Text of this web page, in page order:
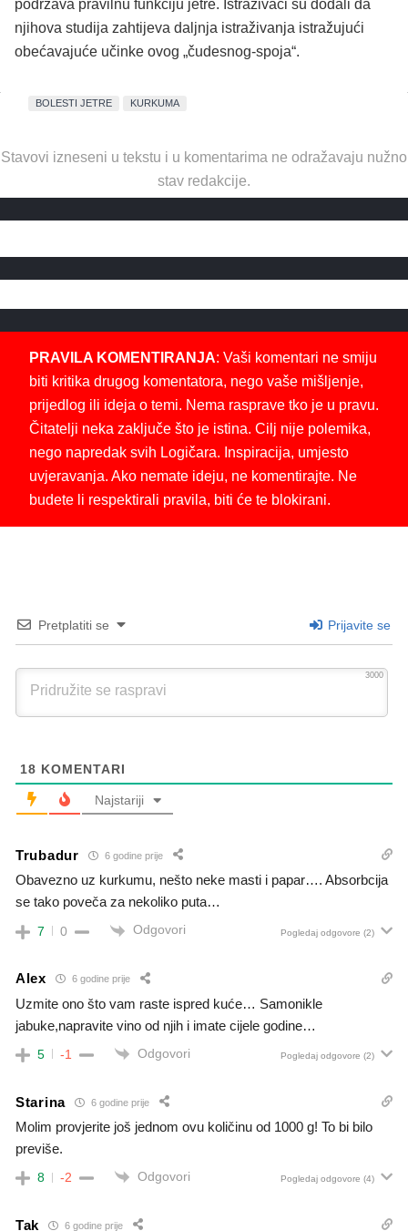
podržava pravilnu funkciju jetre. Istraživači su dodali da
njihova studija zahtijeva daljnja istraživanja istražujući
obećavajuće učinke ovog „čudesnog-spoja“.
BOLESTI JETRE KURKUMA
Stavovi izneseni u tekstu i u komentarima ne odražavaju nužno
stav redakcije.
PRAVILA KOMENTIRANJA: Vaši komentari ne smiju
biti kritika drugog komentatora, nego vaše mišljenje,
prijedlog ili ideja o temi. Nema rasprave tko je u pravu.
Čitatelji neka zaključe što je istina. Cilj nije polemika,
nego napredak svih Logičara. Inspiracija, umjesto
uvjeravanja. Ako nemate ideju, ne komentirajte. Ne
budete li respektirali pravila, biti će te blokirani.
Pretplatiti se Prijavite se
3000
18 KOMENTARI
Najstariji
Trubadur 6 godine prije
Obavezno uz kurkumu, nešto neke masti i papar…. Absorbcija
se tako poveča za nekoliko puta…
7 0 Odgovori Pogledaj odgovore (2)
Alex 6 godine prije
Uzmite ono što vam raste ispred kuće… Samonikle
jabuke,napravite vino od njih i imate cijele godine…
5 -1 Odgovori Pogledaj odgovore (2)
Starina 6 godine prije
Molim provjerite još jednom ovu količinu od 1000 g! To bi bilo
previše.
8 -2 Odgovori Pogledaj odgovore (4)
Tak 6 godine prije